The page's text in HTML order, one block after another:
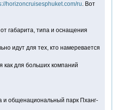
horizoncruisesphuket.com/ru. Вот
габарита, типа и оснащения
идут для тех, кто намеревается
как для больших компаний
и общенациональный парк Пханг-